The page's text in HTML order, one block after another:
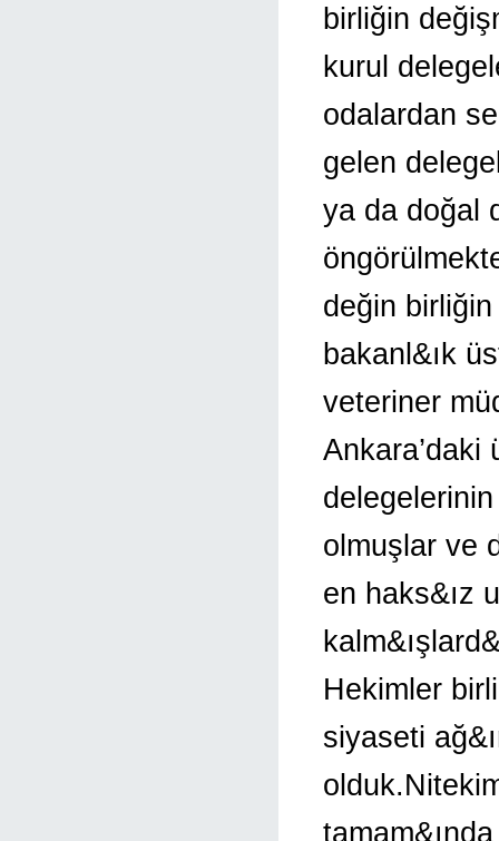
birliğin
kurul
odalardan
gelen
ya da doğal
değin birliğin
bakanl&ık
veteriner
olmuşlar ve
en haks&ız
Hekimler
siyaseti